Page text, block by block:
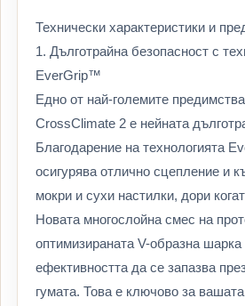
Технически характеристики и
1. Дълготрайна безопасност с
EverGrip™
Едно от най-големите
CrossClimate 2 е нейната
Благодарение на технологията
осигурява отлично сцепление и
мокри и сухи настилки, дори
Новата многослойна смес на
оптимизираната V-образна шарка
ефективността да се запазва
гумата. Това е ключово за вашата